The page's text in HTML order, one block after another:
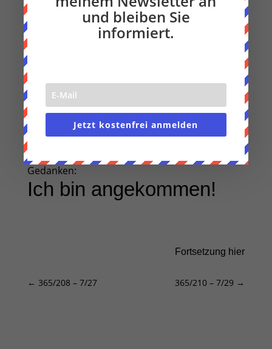
Als es fertig war, hatte ich einen sehr wichtigen
Gedanken:
Ich bin angekommen!
Fortsetzung hier
← 365/208 – 7/27 365/210 – 7/29 →
und bleiben Sie
informiert.
Jetzt kostenfrei anmelden